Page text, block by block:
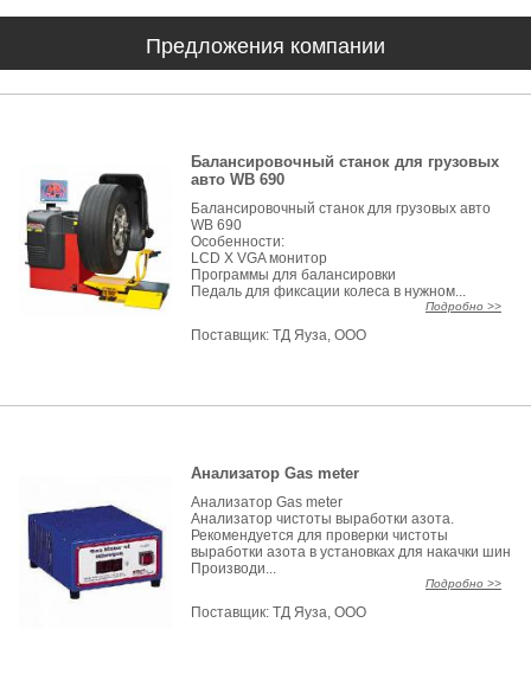
Предложения компании
Балансировочный станок для грузовых
авто WB 690
Балансировочный станок для грузовых авто
WB 690
Особенности:
LCD X VGA монитор
Программы для балансировки
Педаль для фиксации колеса в нужном...
Подробно >>
Поставщик:ТД Яуза, ООО
Анализатор Gas meter
Анализатор Gas meter
Анализатор чистоты выработки азота.
Рекомендуется для проверки чистоты
выработки азота в установках для накачки шин
Производи...
Подробно >>
Поставщик:ТД Яуза, ООО